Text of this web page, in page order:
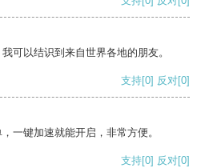
可以结识到来自世界各地的朋友。
支持[0] 反对[0]
一键加速就能开启，非常方便。
支持[0] 反对[0]